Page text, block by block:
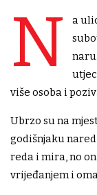
N
a
više osoba i
Ubrzo su na
godišnjaku
reda i mira, no
vrijeđanjem i